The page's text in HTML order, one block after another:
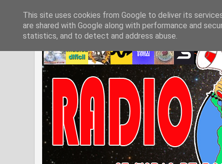
This site uses cookies from Google to deliver its
are shared with Google along with performance and
statistics, and to detect and address abuse.